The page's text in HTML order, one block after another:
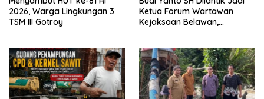
2026, Warga Lingkungan 3
TSM III Gotroy
Ketua Forum Wartawan
Kejaksaan Belawan,
Pendampingan Hukum dan
Ekomoni Semua Anggota